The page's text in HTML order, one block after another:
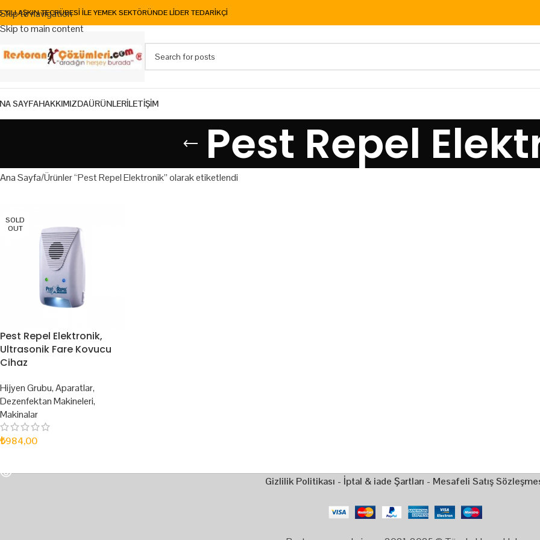
Skip to navigation
Skip to main content
YILI AŞKIN TECRÜBESİ İLE YEMEK SEKTÖRÜNDE LİDER TEDARİKÇİ
SAYFAHAKKIMIZDAÜRÜNLERİLETİŞİM
Pest Repel
Ana Sayfa Ürünler “Pest Repel Elektronik” olarak etiketlendi
SOLD
OUT
Pest Repel Elektronik,
Ultrasonik Fare Kovucu
Cihaz
Hijyen Grubu,Aparatlar,
Dezenfektan Makineleri,
Makinalar
₺984,00
Gizlilik Politikası - İptal & iade Şartları - Mesafeli Satış